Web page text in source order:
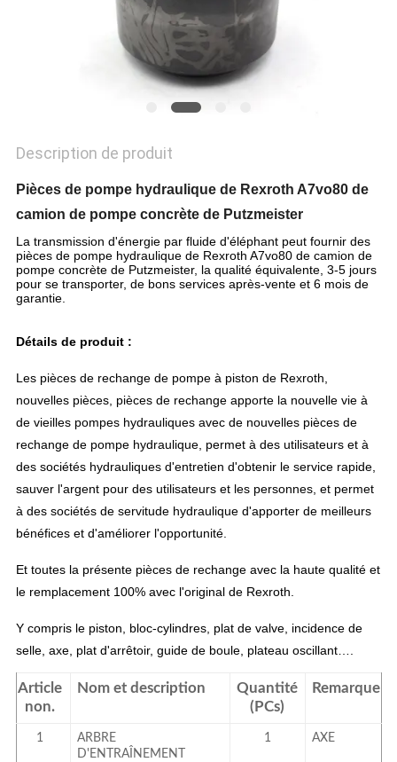
Description de produit
Pièces de pompe hydraulique de Rexroth A7vo80 de
camion de pompe concrète de Putzmeister
La transmission d'énergie par fluide d'éléphant peut fournir des
pièces de pompe hydraulique de Rexroth A7vo80 de camion de
pompe concrète de Putzmeister, la qualité équivalente, 3-5 jours
pour se transporter, de bons services après-vente et 6 mois de
garantie.
Détails de produit :
Les pièces de rechange de pompe à piston de Rexroth,
nouvelles pièces, pièces de rechange apporte la nouvelle vie à
de vieilles pompes hydrauliques avec de nouvelles pièces de
rechange de pompe hydraulique, permet à des utilisateurs et à
des sociétés hydrauliques d'entretien d'obtenir le service rapide,
sauver l'argent pour des utilisateurs et les personnes, et permet
à des sociétés de servitude hydraulique d'apporter de meilleurs
bénéfices et d'améliorer l'opportunité.
Et toutes la présente pièces de rechange avec la haute qualité et
le remplacement 100% avec l'original de Rexroth.
Y compris le piston, bloc-cylindres, plat de valve, incidence de
selle, axe, plat d'arrêtoir, guide de boule, plateau oscillant….
Article
non.
Nom et description
Quantité
(PCs)
Remarque
1
ARBRE
D'ENTRAÎNEMENT
1 AXE